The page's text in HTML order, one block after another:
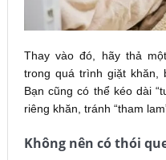
Thay vào đó, hãy thả
trong quá trình giặt khăn,
Bạn cũng có thể kéo dài
riêng khăn, tránh “tham
Không nên có thói